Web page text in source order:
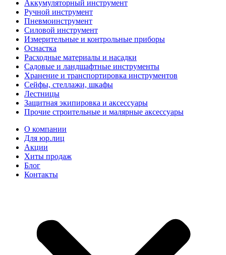
Аккумуляторный инструмент
Ручной инструмент
Пневмоинструмент
Силовой инструмент
Измерительные и контрольные приборы
Оснастка
Расходные материалы и насадки
Садовые и ландшафтные инструменты
Хранение и транспортировка инструментов
Сейфы, стеллажи, шкафы
Лестницы
Защитная экипировка и аксессуары
Прочие строительные и малярные аксессуары
О компании
Для юр.лиц
Акции
Хиты продаж
Блог
Контакты